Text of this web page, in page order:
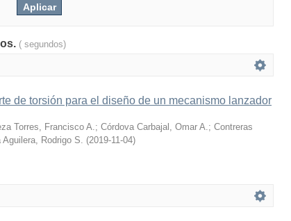
( segundos)
de torsión para el diseño de un mecanismo lanzador
Torres, Francisco A.; Córdova Carbajal, Omar A.; Contreras
Aguilera, Rodrigo S. (2019-11-04)